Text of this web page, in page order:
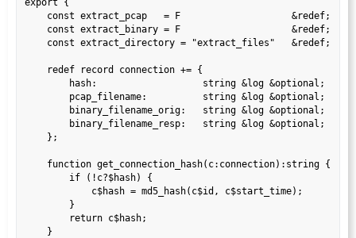
    const extract_pcap   = F                    &redef;
    const extract_binary = F                    &redef;
    const extract_directory = "extract_files"   &redef;
    redef record connection += {
        hash:                   string &log &optional;
        pcap_filename:          string &log &optional;
        binary_filename_orig:   string &log &optional;
        binary_filename_resp:   string &log &optional;
    };
    function get_connection_hash(c:connection):string {
        if (!c?$hash) {
            c$hash = md5_hash(c$id, c$start_time);
        }
        return c$hash;
    }